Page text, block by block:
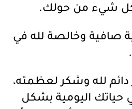
كل شيء من حولك.
صافية وخالصة لله في
دائم لله وشكر لعظمته،
اليومية بشكل